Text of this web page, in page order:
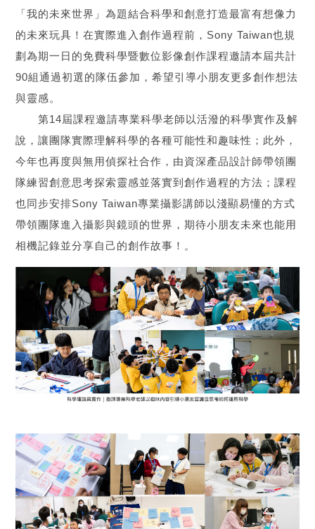
「我的未來世界」為題結合科學和創意打造最富有想像力
的未來玩具！在實際進入創作過程前，Sony Taiwan也規
劃為期一日的免費科學暨數位影像創作課程邀請本屆共計
90組通過初選的隊伍參加，希望引導小朋友更多創作想法
與靈感。
第14屆課程邀請專業科學老師以活潑的科學實作及解
說，讓團隊實際理解科學的各種可能性和趣味性；此外，
今年也再度與無用偵探社合作，由資深產品設計師帶領團
隊練習創意思考探索靈感並落實到創作過程的方法；課程
也同步安排Sony Taiwan專業攝影講師以淺顯易懂的方式
帶領團隊進入攝影與鏡頭的世界，期待小朋友未來也能用
相機記錄並分享自己的創作故事！。